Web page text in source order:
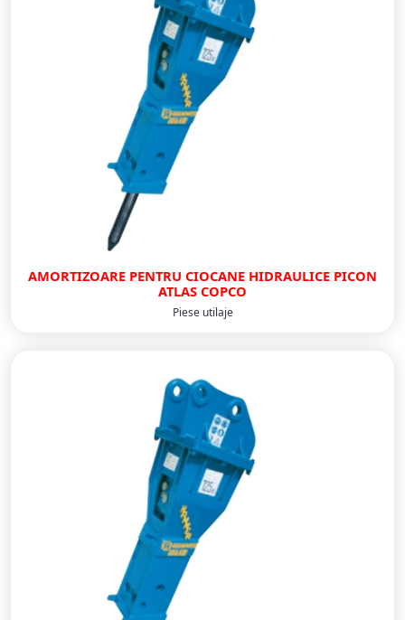
AMORTIZOARE PENTRU CIOCANE HIDRAULICE PICON
ATLAS COPCO
Piese utilaje